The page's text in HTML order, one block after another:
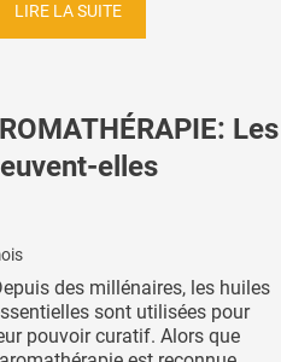
LIRE LA SUITE
Les
elles
des millénaires, les huiles
sont utilisées pour
pouvoir curatif. Alors que